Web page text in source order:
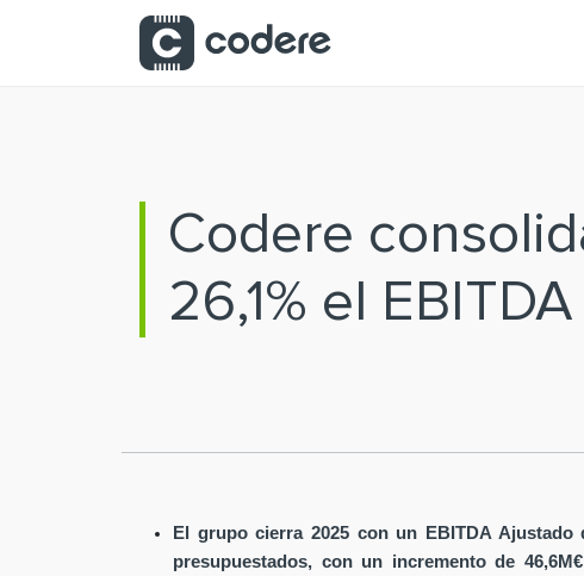
Saltar al contenido principal
Codere
26,1% el
El grupo cierra 2025 con un EBITDA Ajustado
presupuestados, con un incremento de